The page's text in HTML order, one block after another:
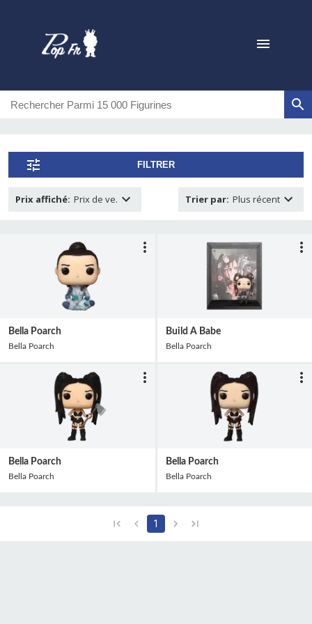
FILTRER
Prix affiché: Prix de ve. Trier par: Plus récent
Bella Poarch
Bella Poarch
Build A Babe
Bella Poarch
Bella Poarch
Bella Poarch
Bella Poarch
Bella Poarch
1